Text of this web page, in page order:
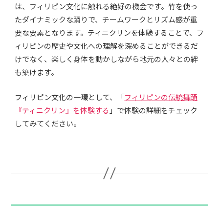
は、フィリピン文化に触れる絶好の機会です。竹を使っ
たダイナミックな踊りで、チームワークとリズム感が重
要な要素となります。ティニクリンを体験することで、フ
ィリピンの歴史や文化への理解を深めることができるだ
けでなく、楽しく身体を動かしながら地元の人々との絆
も築けます。
フィリピン文化の一環として、「フィリピンの伝統舞踊
『ティニクリン』を体験する 」で体験の詳細をチェック
してみてください。